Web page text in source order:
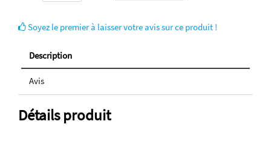
Soyez le premier à laisser votre avis sur ce produit !
Description
Avis
Détails produit